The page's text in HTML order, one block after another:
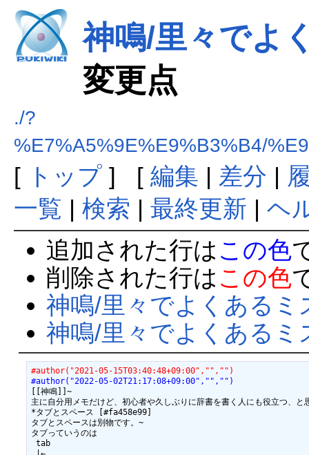
神鳴/里々でよ
変更点
./?
%E7%A5%9E%E9%B3%B4/
[ トップ] [ 編集 | 差分 |
一覧 | 検索 | 最終更新 | ヘ
追加された行は この色
削除された行は この色
神鳴/里々でよくあるミ
神鳴/里々でよくある
#author("2021-05-15T03:40:48+09:00","","")
#author("2022-05-02T21:17:08+09:00","","")
[[神鳴]]~
主に自分用メモだけど、初心者や久しぶりに辞書を書く人にも役立つ、と
*タブとスペース [#fa458e99]
タブとスペースは別物です。~
タブっていうのは
tab